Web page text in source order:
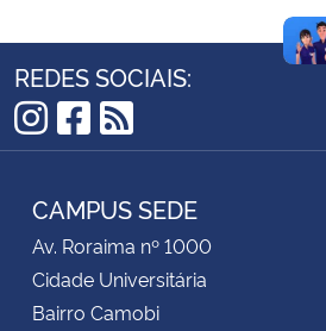
Secretaria de Governo
Advocacia-Geral da União
Banco Central do Brasil
REDES SOCIAIS:
Instagram
Facebook
RSS
CAMPUS SEDE
Av. Roraima nº 1000
Cidade Universitária
Bairro Camobi